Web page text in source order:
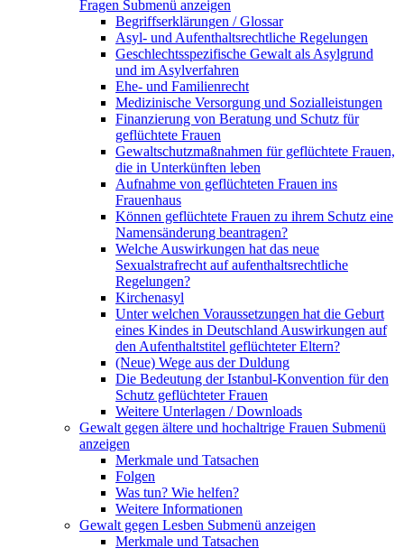
Fragen Submenü anzeigen
Begriffserklärungen / Glossar
Asyl- und Aufenthaltsrechtliche Regelungen
Geschlechtsspezifische Gewalt als Asylgrund
und im Asylverfahren
Ehe- und Familienrecht
Medizinische Versorgung und Sozialleistungen
Finanzierung von Beratung und Schutz für
geflüchtete Frauen
Gewaltschutzmaßnahmen für geflüchtete Frauen,
die in Unterkünften leben
Aufnahme von geflüchteten Frauen ins
Frauenhaus
Können geflüchtete Frauen zu ihrem Schutz eine
Namensänderung beantragen?
Welche Auswirkungen hat das neue
Sexualstrafrecht auf aufenthaltsrechtliche
Regelungen?
Kirchenasyl
Unter welchen Voraussetzungen hat die Geburt
eines Kindes in Deutschland Auswirkungen auf
den Aufenthaltstitel geflüchteter Eltern?
(Neue) Wege aus der Duldung
Die Bedeutung der Istanbul-Konvention für den
Schutz geflüchteter Frauen
Weitere Unterlagen / Downloads
Gewalt gegen ältere und hochaltrige Frauen Submenü
anzeigen
Merkmale und Tatsachen
Folgen
Was tun? Wie helfen?
Weitere Informationen
Gewalt gegen Lesben Submenü anzeigen
Merkmale und Tatsachen